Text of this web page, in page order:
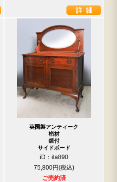
英国製アンティーク
楢材
鏡付
サイドボード
iD：ila890
75,800円
ご売約済